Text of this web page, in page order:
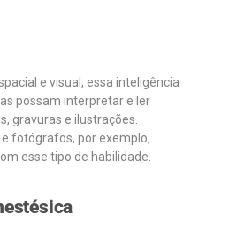
e visual, essa inteligência
possam interpretar e ler
gravuras e ilustrações.
e fotógrafos, por exemplo,
esse tipo de habilidade.